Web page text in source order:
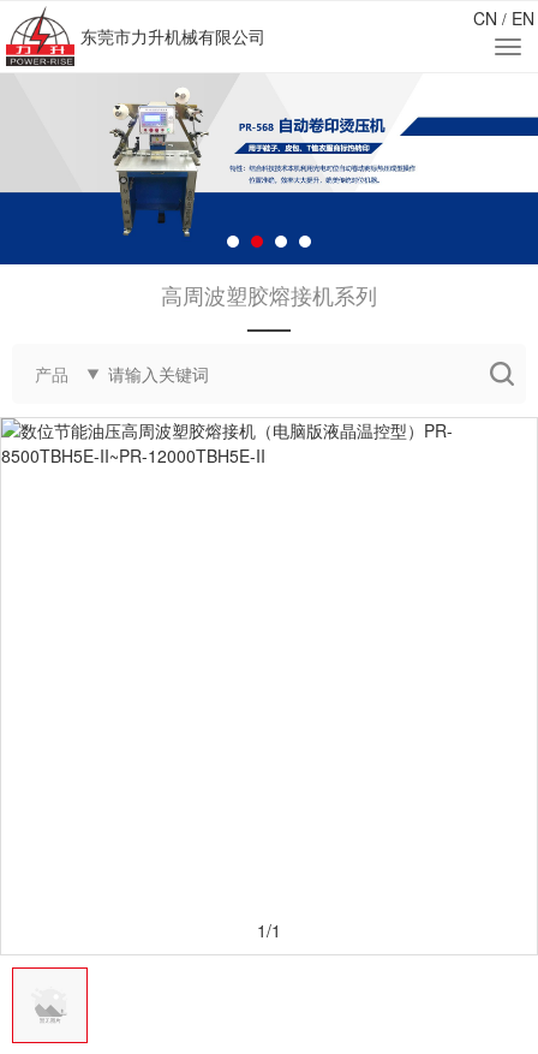
东莞市力升机械有限公司
CN / EN
高周波塑胶熔接机系列
——
产品
1/1